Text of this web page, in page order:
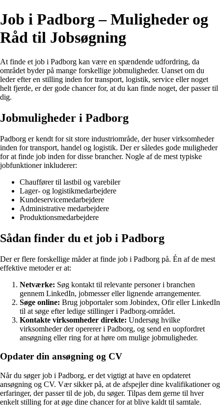
Job i Padborg – Muligheder og
Råd til Jobsøgning
At finde et job i Padborg kan være en spændende udfordring, da
området byder på mange forskellige jobmuligheder. Uanset om du
leder efter en stilling inden for transport, logistik, service eller noget
helt fjerde, er der gode chancer for, at du kan finde noget, der passer til
dig.
Jobmuligheder i Padborg
Padborg er kendt for sit store industriområde, der huser virksomheder
inden for transport, handel og logistik. Der er således gode muligheder
for at finde job inden for disse brancher. Nogle af de mest typiske
jobfunktioner inkluderer:
Chauffører til lastbil og varebiler
Lager- og logistikmedarbejdere
Kundeservicemedarbejdere
Administrative medarbejdere
Produktionsmedarbejdere
Sådan finder du et job i Padborg
Der er flere forskellige måder at finde job i Padborg på. Én af de mest
effektive metoder er at:
Netværke: Søg kontakt til relevante personer i branchen
gennem LinkedIn, jobmesser eller lignende arrangementer.
Søge online: Brug jobportaler som Jobindex, Ofir eller LinkedIn
til at søge efter ledige stillinger i Padborg-området.
Kontakte virksomheder direkte: Undersøg hvilke
virksomheder der opererer i Padborg, og send en uopfordret
ansøgning eller ring for at høre om mulige jobmuligheder.
Opdater din ansøgning og CV
Når du søger job i Padborg, er det vigtigt at have en opdateret
ansøgning og CV. Vær sikker på, at de afspejler dine kvalifikationer og
erfaringer, der passer til de job, du søger. Tilpas dem gerne til hver
enkelt stilling for at øge dine chancer for at blive kaldt til samtale.